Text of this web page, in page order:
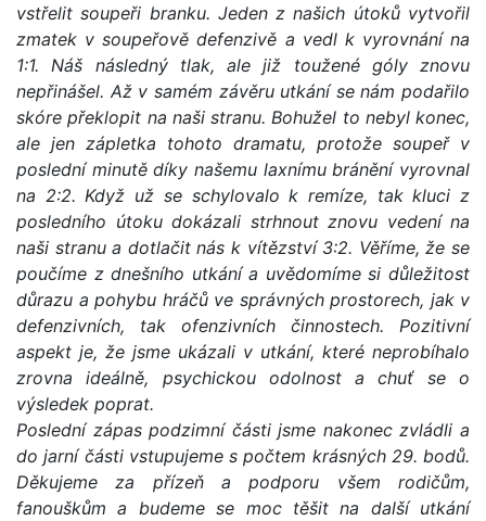
vstřelit soupeři branku. Jeden z našich útoků vytvořil
zmatek v soupeřově defenzivě a vedl k vyrovnání na
1:1. Náš následný tlak, ale již toužené góly znovu
nepřinášel. Až v samém závěru utkání se nám podařilo
skóre překlopit na naši stranu. Bohužel to nebyl konec,
ale jen zápletka tohoto dramatu, protože soupeř v
poslední minutě díky našemu laxnímu bránění vyrovnal
na 2:2. Když už se schylovalo k remíze, tak kluci z
posledního útoku dokázali strhnout znovu vedení na
naši stranu a dotlačit nás k vítězství 3:2. Věříme, že se
poučíme z dnešního utkání a uvědomíme si důležitost
důrazu a pohybu hráčů ve správných prostorech, jak v
defenzivních, tak ofenzivních činnostech. Pozitivní
aspekt je, že jsme ukázali v utkání, které neprobíhalo
zrovna ideálně, psychickou odolnost a chuť se o
výsledek poprat.
Poslední zápas podzimní části jsme nakonec zvládli a
do jarní části vstupujeme s počtem krásných 29. bodů.
Děkujeme za přízeň a podporu všem rodičům,
fanouškům a budeme se moc těšit na další utkání